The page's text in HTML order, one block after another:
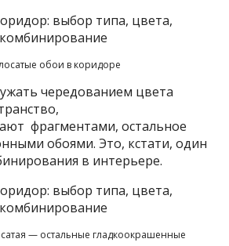
обои в коридоре
чередованием цвета
фрагментами, остальное
обоями. Это, кстати, один
в интерьере.
— остальные гладкоокрашенные